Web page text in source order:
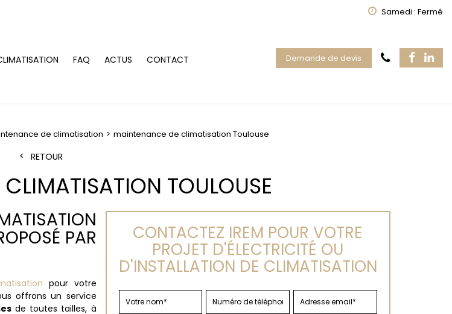
Samedi : Fermé
FAQ ACTUS CONTACT Demande de devis
de climatisation maintenance de climatisation Toulouse
RETOUR
TOULOUSE
PAR
pour votre
offrons un service
de toutes tailles, à
CONTACTEZ IREM POUR VOTRE
PROJET D'ÉLECTRICITÉ OU
D'INSTALLATION DE CLIMATISATION